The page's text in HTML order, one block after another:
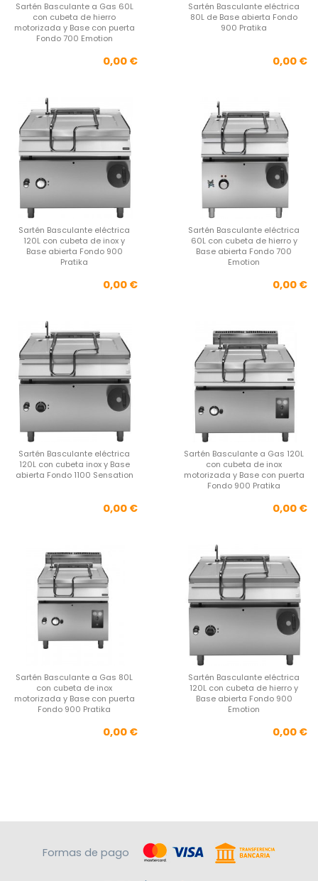
Sartén Basculante a Gas 60L
con cubeta de hierro
motorizada y Base con puerta
Fondo 700 Emotion
Precio
0,00 €
Sartén Basculante eléctrica
80L de Base abierta Fondo
900 Pratika
0,00 €
Sartén Basculante eléctrica
120L con cubeta de inox y
Base abierta Fondo 900
Pratika
Precio
0,00 €
Sartén Basculante eléctrica
60L con cubeta de hierro y
Base abierta Fondo 700
Emotion
0,00 €
Sartén Basculante eléctrica
120L con cubeta inox y Base
abierta Fondo 1100 Sensation
Precio
0,00 €
Sartén Basculante a Gas 120L
con cubeta de inox
motorizada y Base con puerta
Fondo 900 Pratika
0,00 €
Sartén Basculante a Gas 80L
con cubeta de inox
motorizada y Base con puerta
Fondo 900 Pratika
Precio
0,00 €
Sartén Basculante eléctrica
120L con cubeta de hierro y
Base abierta Fondo 900
Emotion
0,00 €
Formas de pago